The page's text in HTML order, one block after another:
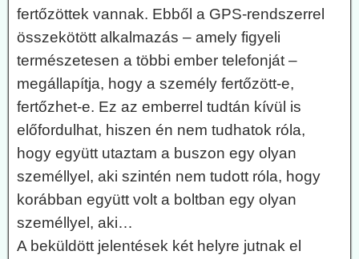
fertőzöttek vannak. Ebből a GPS-rendszerrel
összekötött alkalmazás – amely figyeli
természetesen a többi ember telefonját –
megállapítja, hogy a személy fertőzött-e,
fertőzhet-e. Ez az emberrel tudtán kívül is
előfordulhat, hiszen én nem tudhatok róla,
hogy együtt utaztam a buszon egy olyan
személlyel, aki szintén nem tudott róla, hogy
korábban együtt volt a boltban egy olyan
személlyel, aki…
A beküldött jelentések két helyre jutnak el